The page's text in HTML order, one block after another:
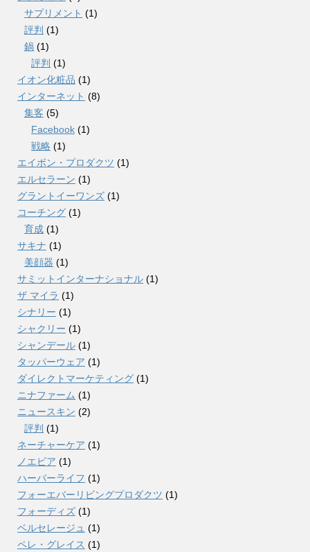
サプリメント (1)
評判 (1)
鍋 (1)
評判 (1)
イオン化粧品 (1)
インターネット (8)
集客 (5)
Facebook (1)
戦略 (1)
エイボン・プロダクツ (1)
エルセラーン (1)
グラントイーワンズ (1)
コーチング (1)
育成 (1)
サキナ (1)
美顔器 (1)
サミットインターナショナル (1)
ザ マイラ (1)
シナリー (1)
シャクリー (1)
シャンデール (1)
タッパーウェア (1)
ダイレクトマーケティング (1)
ニナファーム (1)
ニュースキン (2)
評判 (1)
ネーチャーケア (1)
ノエビア (1)
ハーバーライフ (1)
フォーエバーリビングプロダクツ (1)
フォーディズ (1)
ベルセレージュ (1)
ペレ・グレイス (1)